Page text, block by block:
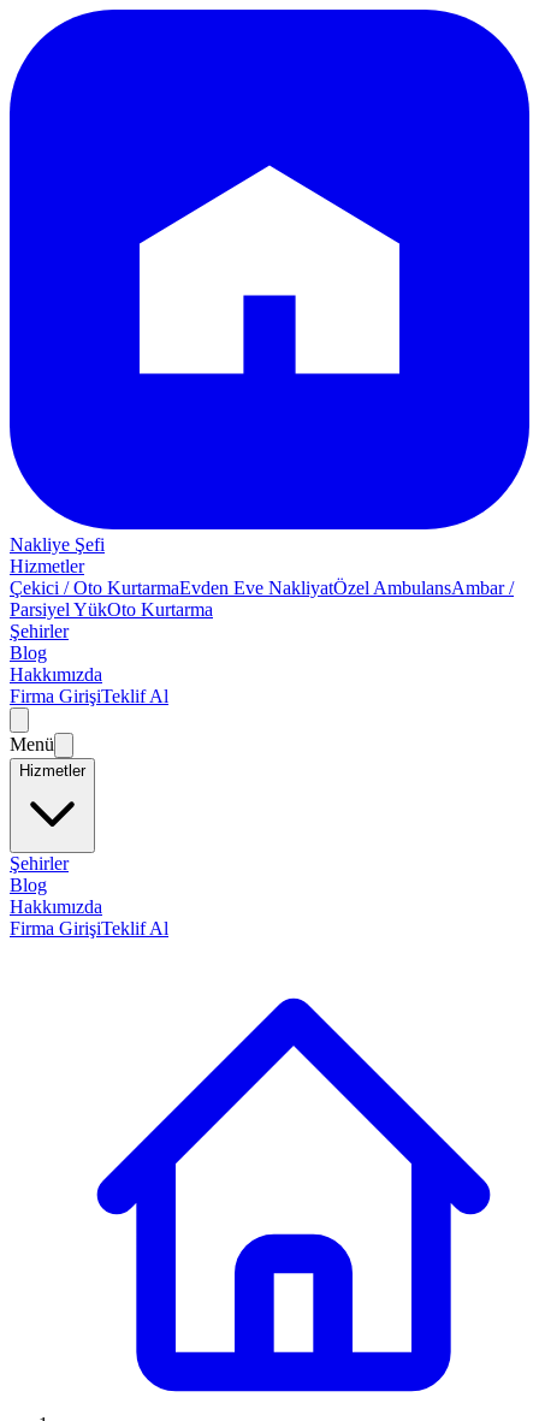
Nakliye Şefi
Hizmetler
Çekici / Oto KurtarmaEvden Eve NakliyatÖzel AmbulansAmbar /
Parsiyel YükOto Kurtarma
Şehirler
Blog
Hakkımızda
Firma GirişiTeklif Al
Menü
Hizmetler
Şehirler
Blog
Hakkımızda
Firma GirişiTeklif Al